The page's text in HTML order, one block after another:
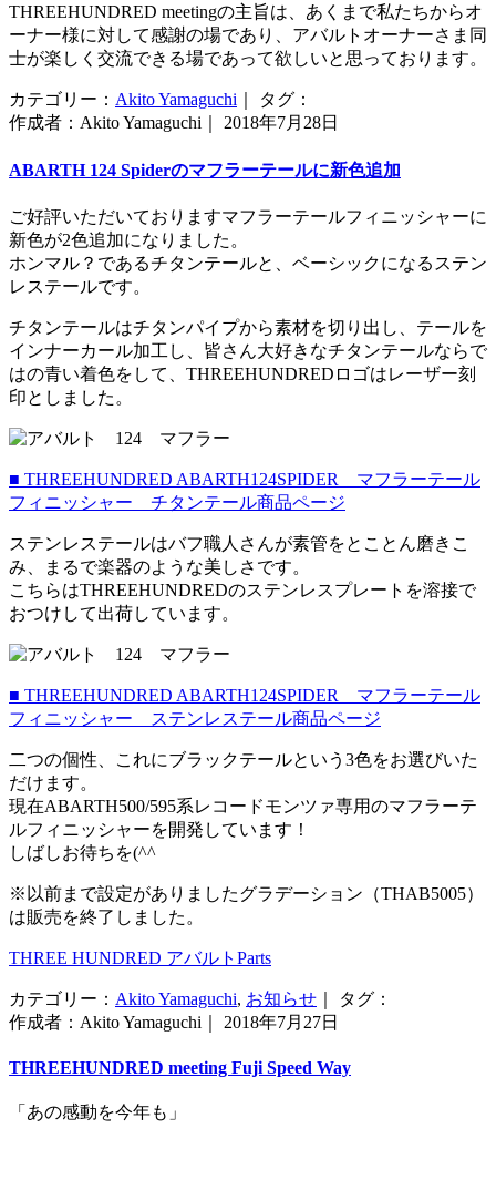
THREEHUNDRED meetingの主旨は、あくまで私たちからオ
ーナー様に対して感謝の場であり、アバルトオーナーさま同
士が楽しく交流できる場であって欲しいと思っております。
カテゴリー： Akito Yamaguchi ｜ タグ：
作成者：Akito Yamaguchi｜ 2018年7月28日
ABARTH 124 Spiderのマフラーテールに新色追加
ご好評いただいておりますマフラーテールフィニッシャーに
新色が2色追加になりました。
ホンマル？であるチタンテールと、ベーシックになるステン
レステールです。
チタンテールはチタンパイプから素材を切り出し、テールを
インナーカール加工し、皆さん大好きなチタンテールならで
はの青い着色をして、THREEHUNDREDロゴはレーザー刻
印としました。
■ THREEHUNDRED ABARTH124SPIDER マフラーテール
フィニッシャー チタンテール商品ページ
ステンレステールはバフ職人さんが素管をとことん磨きこ
み、まるで楽器のような美しさです。
こちらはTHREEHUNDREDのステンレスプレートを溶接で
おつけして出荷しています。
■ THREEHUNDRED ABARTH124SPIDER マフラーテール
フィニッシャー ステンレステール商品ページ
二つの個性、これにブラックテールという3色をお選びいた
だけます。
現在ABARTH500/595系レコードモンツァ専用のマフラーテ
ルフィニッシャーを開発しています！
しばしお待ちを(^^ゞ
※以前まで設定がありましたグラデーション（THAB5005）
は販売を終了しました。
THREE HUNDRED アバルトParts
カテゴリー： Akito Yamaguchi, お知らせ ｜ タグ：
作成者：Akito Yamaguchi｜ 2018年7月27日
THREEHUNDRED meeting Fuji Speed Way
「あの感動を今年も」